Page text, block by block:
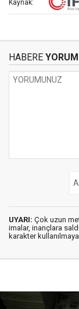
Kaynak:
HABERE
UYARI: Çok uzun
imalar, inançlara
karakter